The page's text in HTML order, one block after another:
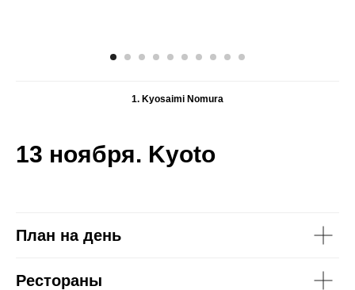
1. Kyosaimi Nomura
13 ноября. Kyoto
План на день
Рестораны